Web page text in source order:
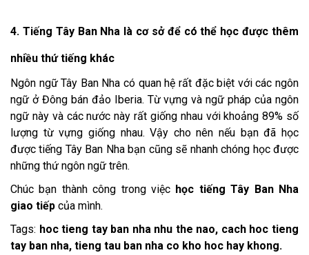
4. Tiếng Tây Ban Nha là cơ sở để có thể học được thêm
nhiều thứ tiếng khác
Ngôn ngữ Tây Ban Nha có quan hệ rất đặc biệt với các ngôn
ngữ ở Đông bán đảo Iberia. Từ vựng và ngữ pháp của ngôn
ngữ này và các nước này rất giống nhau với khoảng 89% số
lượng từ vựng giống nhau. Vậy cho nên nếu bạn đã học
được tiếng Tây Ban Nha bạn cũng sẽ nhanh chóng học được
những thứ ngôn ngữ trên.
Chúc bạn thành công trong việc học tiếng Tây Ban Nha
giao tiếp của mình.
Tags: hoc tieng tay ban nha nhu the nao, cach hoc tieng
tay ban nha, tieng tau ban nha co kho hoc hay khong.